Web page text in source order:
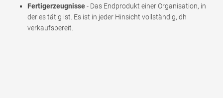
Fertigerzeugnisse- Das Endprodukt einer Organisation, in
der es tätig ist. Es ist in jeder Hinsicht vollständig, dh
verkaufsbereit.